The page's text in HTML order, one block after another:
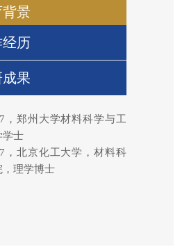
景
经历
果
，郑州大学材料科学与工
学士
，北京化工大学，材料科
，理学博士